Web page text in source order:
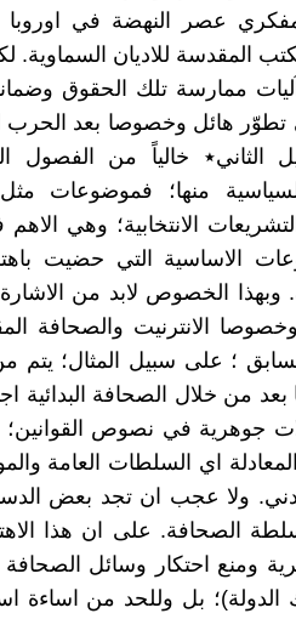
عصر النهضة في اوروبا
المقدسة للاديان السماوية.
ممارسة تلك الحقوق
هائل وخصوصا بعد الحرب
الثاني٭ خالياً من الفصول
منها؛ فموضوعات مثل
الانتخابية؛ وهي
الاساسية التي حضيت
وبهذا الخصوص لابد من
الانترنيت والصحافة
؛ على سبيل المثال؛ يتم
بعد من خلال الصحافة
جوهرية في نصوص القوانين؛
اي السلطات العامة
ولا عجب ان تجد بعض
الصحافة. على ان هذا
ومنع احتكار وسائل
بل وللحد من اساءة